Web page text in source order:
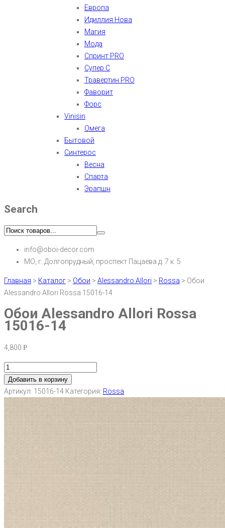
Европа
Идиллия Нова
Магия
Мода
Спринт PRO
Супер С
Травертин PRO
Фаворит
Форс
Vinisin
Омега
Бытовой
Синтерос
Весна
Спарта
Эрапшн
Search
info@oboi-decor.com
МО, г. Долгопрудный, проспект Пацаева д. 7 к. 5
Главная > Каталог > Обои > Alessandro Allori > Rossa > Обои
Alessandro Allori Rossa 15016-14
Обои Alessandro Allori Rossa
15016-14
4,800 Р
Добавить в корзину
Артикул: 15016-14 Категория: Rossa